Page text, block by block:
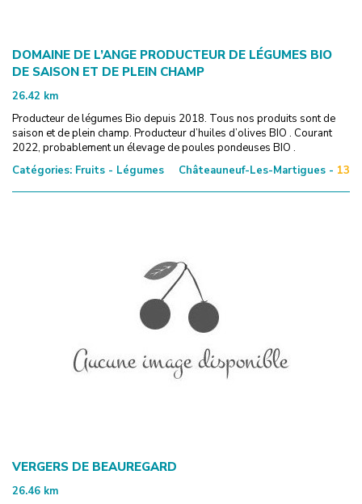
DOMAINE DE L’ANGE PRODUCTEUR DE LÉGUMES BIO
DE SAISON ET DE PLEIN CHAMP
26.42 km
Producteur de légumes Bio depuis 2018. Tous nos produits sont de
saison et de plein champ. Producteur d’huiles d’olives BIO . Courant
2022, probablement un élevage de poules pondeuses BIO .
Catégories: Fruits - Légumes Châteauneuf-Les-Martigues - 13
VERGERS DE BEAUREGARD
26.46 km